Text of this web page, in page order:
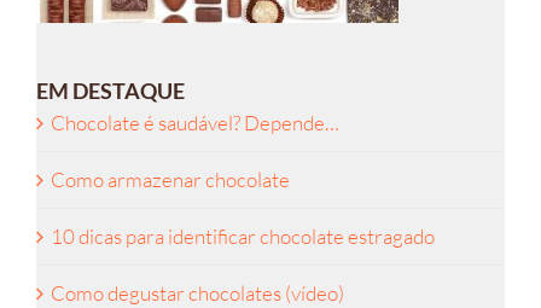
EM DESTAQUE
Chocolate é saudável? Depende…
Como armazenar chocolate
10 dicas para identificar chocolate estragado
Como degustar chocolates (vídeo)